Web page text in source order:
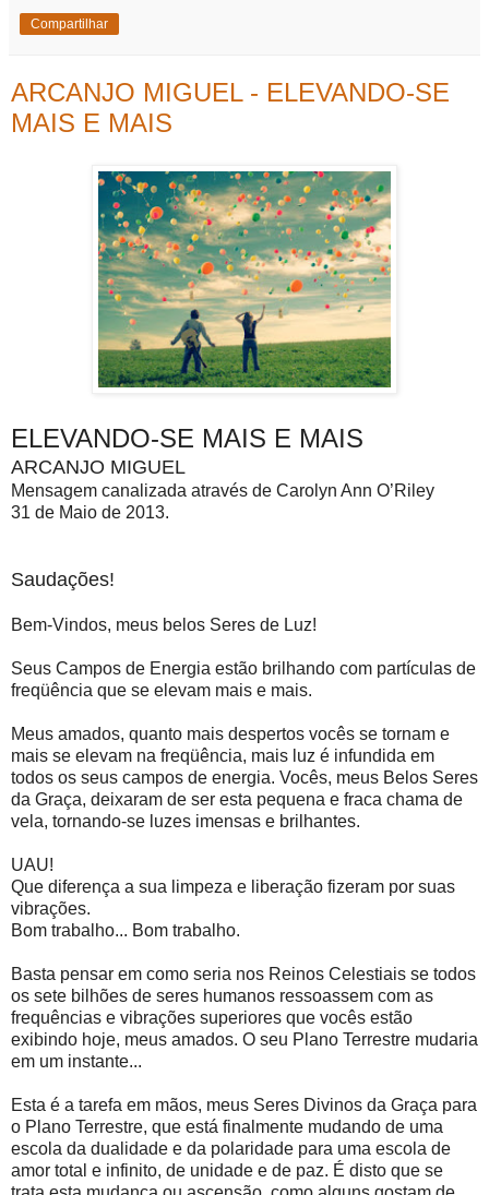
Compartilhar
ARCANJO MIGUEL - ELEVANDO-SE
MAIS E MAIS
ELEVANDO-SE MAIS E MAIS
ARCANJO MIGUEL
Mensagem canalizada através de Carolyn Ann O’Riley
31 de Maio de 2013.
Saudações!
Bem-Vindos, meus belos Seres de Luz!
Seus Campos de Energia estão brilhando com partículas de
freqüência que se elevam mais e mais.
Meus amados, quanto mais despertos vocês se tornam e
mais se elevam na freqüência, mais luz é infundida em
todos os seus campos de energia. Vocês, meus Belos Seres
da Graça, deixaram de ser esta pequena e fraca chama de
vela, tornando-se luzes imensas e brilhantes.
UAU!
Que diferença a sua limpeza e liberação fizeram por suas
vibrações.
Bom trabalho... Bom trabalho.
Basta pensar em como seria nos Reinos Celestiais se todos
os sete bilhões de seres humanos ressoassem com as
frequências e vibrações superiores que vocês estão
exibindo hoje, meus amados. O seu Plano Terrestre mudaria
em um instante...
Esta é a tarefa em mãos, meus Seres Divinos da Graça para
o Plano Terrestre, que está finalmente mudando de uma
escola da dualidade e da polaridade para uma escola de
amor total e infinito, de unidade e de paz. É disto que se